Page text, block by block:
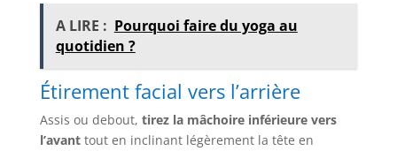
A LIRE : Pourquoi faire du yoga au
quotidien ?
Étirement facial vers l’arrière
Assis ou debout, tirez la mâchoire inférieure vers
l’avanttout en inclinant légèrement la tête en